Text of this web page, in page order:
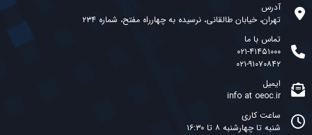
آدرس
تهران، خیابان طالقانی، نرسیده به چهارراه مفتح، شماره ۲۳۴
تماس با ما
۰۲۱-۴۱۴۵۱۰۰۰
۰۲۱-۹۱۰۷۰۸۴۲
ایمیل
info at oeoc.ir
ساعت کاری
شنبه تا چهارشنبه ۸ تا ۱۶:۳۰